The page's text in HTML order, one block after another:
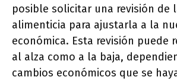
posible solicitar una revisión de
alimenticia para ajustarla a la
económica. Esta revisión puede
al alza como a la baja,
cambios económicos que se